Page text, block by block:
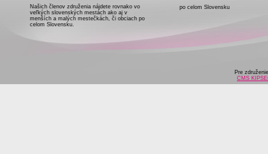
Našich členov združenia nájdete rovnako vo
veľkých slovenských mestách ako aj v
menších a malých mestečkách, či obciach po
celom Slovensku.
po celom Slovensku
Pre
CMS